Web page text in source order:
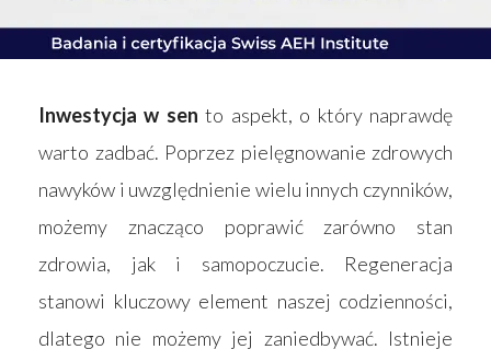
Inwestycja w sen to aspekt, o który naprawdę
warto zadbać. Poprzez pielęgnowanie zdrowych
nawyków i uwzględnienie wielu innych czynników,
możemy znacząco poprawić zarówno stan
zdrowia, jak i samopoczucie. Regeneracja
stanowi kluczowy element naszej codzienności,
dlatego nie możemy jej zaniedbywać. Istnieje